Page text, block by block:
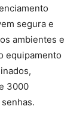
segura e
ambientes e
equipamento
3000